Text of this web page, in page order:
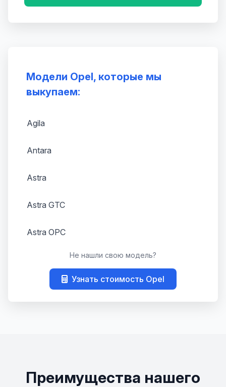
Модели Opel, которые мы
выкупаем:
Agila
Antara
Astra
Astra GTC
Astra OPC
Combo Life
Не нашли свою модель?
Узнать стоимость Opel
Преимущества нашего